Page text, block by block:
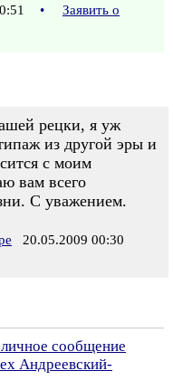
•
Заявить о
рецки, я уж
из другой эры и
с моим
вам всего
С уважением.
20.05.2009 00:30
сообщение
Андреевский-